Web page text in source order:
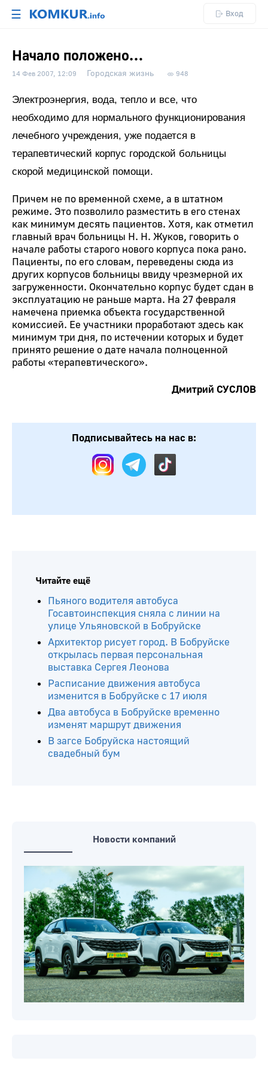
☰ Вход
Начало положено…
14 Фев 2007, 12:09 Городская жизнь 948
Электроэнергия, вода, тепло и все, что
необходимо для нормального функционирования
лечебного учреждения, уже подается в
терапевтический корпус городской больницы
скорой медицинской помощи.
Причем не по временной схеме, а в штатном
режиме. Это позволило разместить в его стенах
как минимум десять пациентов. Хотя, как отметил
главный врач больницы Н. Н. Жуков, говорить о
начале работы старого нового корпуса пока рано.
Пациенты, по его словам, переведены сюда из
других корпусов больницы ввиду чрезмерной их
загруженности. Окончательно корпус будет сдан в
эксплуатацию не раньше марта. На 27 февраля
намечена приемка объекта государственной
комиссией. Ее участники проработают здесь как
минимум три дня, по истечении которых и будет
принято решение о дате начала полноценной
работы «терапевтического».
Дмитрий СУСЛОВ
Подписывайтесь на нас в:
Читайте ещё
Пьяного водителя автобуса
Госавтоинспекция сняла с линии на
улице Ульяновской в Бобруйске
Архитектор рисует город. В Бобруйске
открылась первая персональная
выставка Сергея Леонова
свадебный бум
Новости компаний